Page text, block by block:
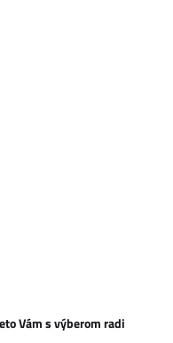
Vám s výberom radi